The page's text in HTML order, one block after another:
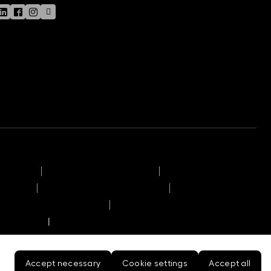
Accept necessary Cookie settings Accept all